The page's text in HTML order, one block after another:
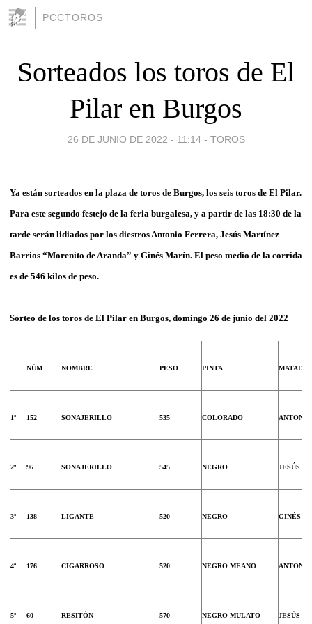
PCCTOROS
Sorteados los toros de El
Pilar en Burgos
26 DE JUNIO DE 2022 - 11:14 - TOROS
Ya están sorteados en la plaza de toros de Burgos, los seis toros de El Pilar.
Para este segundo festejo de la feria burgalesa, y a partir de las 18:30 de la
tarde serán lidiados por los diestros Antonio Ferrera, Jesús Martínez
Barrios “Morenito de Aranda” y Ginés Marín. El peso medio de la corrida
es de 546 kilos de peso.
Sorteo de los toros de El Pilar en Burgos, domingo 26 de junio del 2022
NÚM NOMBRE PESO PINTA
1º 152 SONAJERILLO 535 COLORADO
2º 96 SONAJERILLO 545 NEGRO JESÚS
3º 138 LIGANTE 520 NEGRO GINÉS
4º 176 CIGARROSO 520 NEGRO MEANO
5º 60 RESITÓN 570 NEGRO MULATO JESÚS